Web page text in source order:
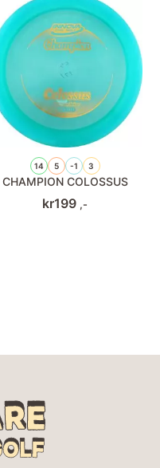
14 5 -1 3
CHAMPION COLOSSUS
kr199 ,-